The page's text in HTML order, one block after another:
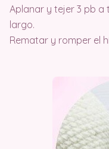
Aplanar y tejer 3 pb a
largo.
Rematar y romper el